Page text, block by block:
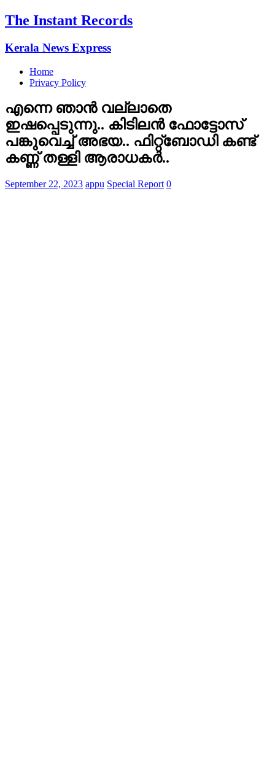
The Instant Records
Kerala News Express
Home
Privacy Policy
എന്നെ ഞാന്‍ വല്ലാതെ
ഇഷപ്പെടുന്നു.. കിടിലന്‍ ഫോട്ടോസ്
പങ്കുവെച്ച് അഭയ.. ഫിറ്റ്‌ബോഡി കണ്ട്
കണ്ണ് തള്ളി ആരാധകര്‍..
September 22, 2023 appu Special Report 0